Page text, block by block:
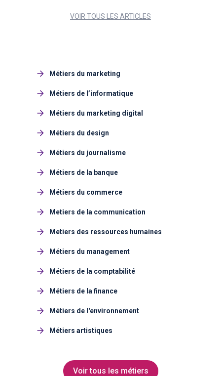
VOIR TOUS LES ARTICLES
Métiers du marketing
Métiers de l’informatique
Métiers du marketing digital
Métiers du design
Métiers du journalisme
Métiers de la banque
Métiers du commerce
Metiers de la communication
Metiers des ressources humaines
Métiers du management
Métiers de la comptabilité
Métiers de la finance
Métiers de l'environnement
Métiers artistiques
Voir tous les métiers